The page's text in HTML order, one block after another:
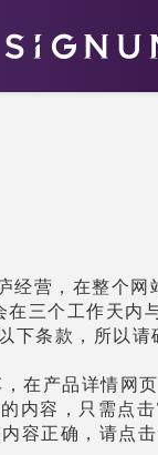
经营 ，在整个网
在三个工作天内
下条款，所以 请
，在 产品详情网 页
的内容，只需点击
容正确， 请点击